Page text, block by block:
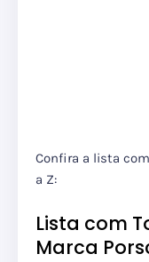
Confira a lista com
a Z:
Lista com
Marca